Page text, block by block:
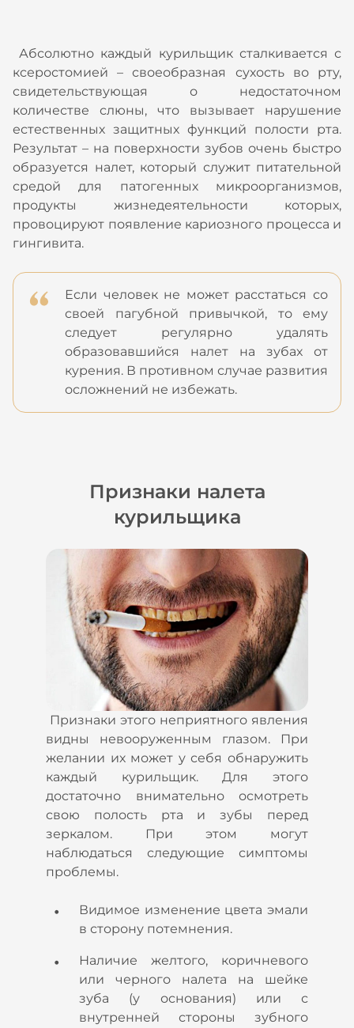
Абсолютно каждый курильщик сталкивается с
ксеростомией – своеобразная сухость во рту,
свидетельствующая о недостаточном
количестве слюны, что вызывает нарушение
естественных защитных функций полости рта.
Результат – на поверхности зубов очень быстро
образуется налет, который служит питательной
средой для патогенных микроорганизмов,
продукты жизнедеятельности которых,
провоцируют появление кариозного процесса и
гингивита.
Если человек не может расстаться со
своей пагубной привычкой, то ему
следует регулярно удалять
образовавшийся налет на зубах от
курения. В противном случае развития
осложнений не избежать.
Признаки налета
курильщика
Признаки этого неприятного явления
видны невооруженным глазом. При
желании их может у себя обнаружить
каждый курильщик. Для этого
достаточно внимательно осмотреть
свою полость рта и зубы перед
зеркалом. При этом могут
наблюдаться следующие симптомы
проблемы.
Видимое изменение цвета эмали
в сторону потемнения.
Наличие желтого, коричневого
или черного налета на шейке
зуба (у основания) или с
внутренней стороны зубного